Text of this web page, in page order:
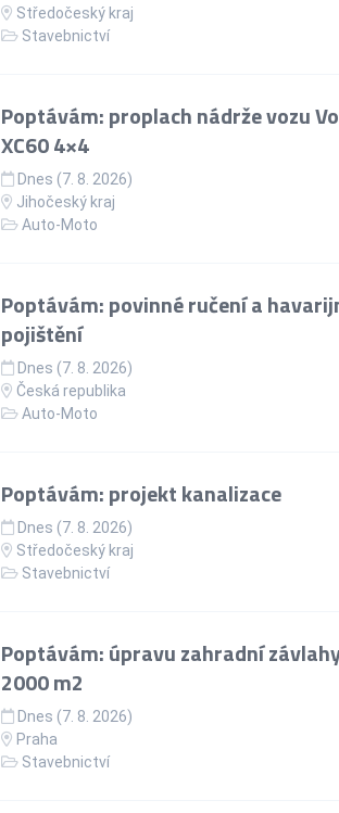
Středočeský kraj
Stavebnictví
Poptávám: proplach nádrže vozu
XC60 4×4
Dnes (7. 8. 2026)
Jihočeský kraj
Auto-Moto
Poptávám: povinné ručení a
pojištění
Dnes (7. 8. 2026)
Česká republika
Auto-Moto
Poptávám: projekt kanalizace
Dnes (7. 8. 2026)
Středočeský kraj
Stavebnictví
Poptávám: úpravu zahradní
2000 m2
Dnes (7. 8. 2026)
Praha
Stavebnictví